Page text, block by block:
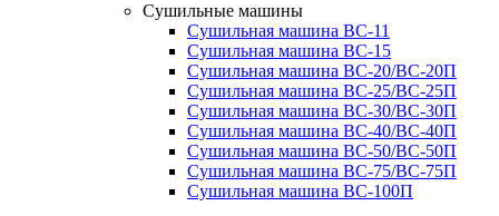
Сушильные машины
Сушильная машина ВС-11
Сушильная машина ВС-15
Сушильная машина ВС-20/ВС-20П
Сушильная машина ВС-25/ВС-25П
Сушильная машина ВС-30/ВС-30П
Сушильная машина ВС-40/ВС-40П
Сушильная машина ВС-50/ВС-50П
Сушильная машина ВС-75/ВС-75П
Сушильная машина ВС-100П